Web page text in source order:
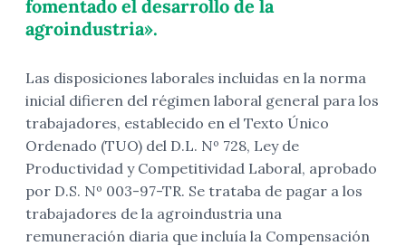
fomentado el desarrollo de la
agroindustria».
Las disposiciones laborales incluidas en la norma
inicial difieren del régimen laboral general para los
trabajadores, establecido en el Texto Único
Ordenado (TUO) del D.L. Nº 728, Ley de
Productividad y Competitividad Laboral, aprobado
por D.S. Nº 003-97-TR. Se trataba de pagar a los
trabajadores de la agroindustria una
remuneración diaria que incluía la Compensación